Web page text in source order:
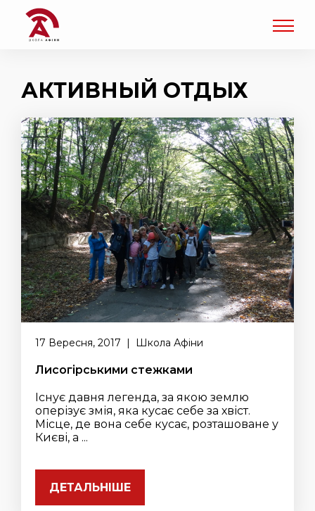
АКТИВНЫЙ ОТДЫХ
17 Вересня, 2017 | Школа Афіни
Лисогірськими стежками
Існує давня легенда, за якою землю
оперізує змія, яка кусає себе за хвіст.
Місце, де вона себе кусає, розташоване у
Києві, а ...
ДЕТАЛЬНІШЕ